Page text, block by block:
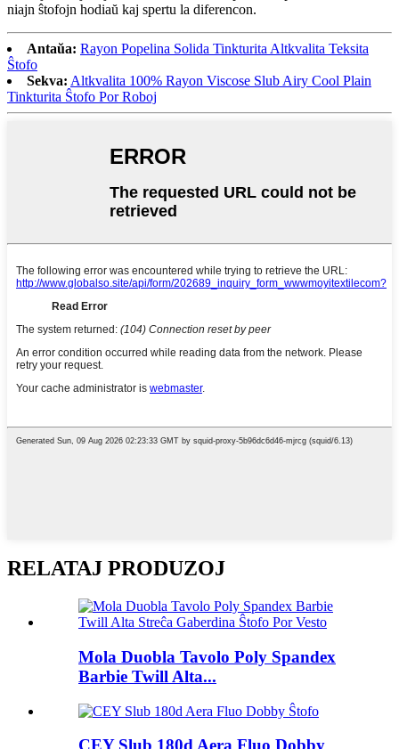
niajn ŝtofojn hodiaŭ kaj spertu la diferencon.
Antaŭa: Rayon Popelina Solida Tinkturita Altkvalita Teksita
Ŝtofo
Sekva: Altkvalita 100% Rayon Viscose Slub Airy Cool Plain
Tinkturita Ŝtofo Por Roboj
RELATAJ PRODUZOJ
Mola Duobla Tavolo Poly Spandex
Barbie Twill Alta...